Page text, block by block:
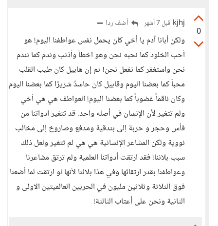
0
kjhj قبل 7 أشهر أضف ردا
ولكن أبانا آدم يا أخي كان يحمل نفس عواطفنا اليوم! هو
أحب الخلود كما نحبه نحن وهو اخطأ وأذنب وندم كما نندم
نحن واستغفر كما نفعل نحن! ثم إن هابيل كان طيب القلب
محباَ كما بعضنا اليوم وقابيل كان حاسدً شريرًا كما بعضنا اليوم
وكان ناقماً غضوباً كما بعضنا اليوم! العواطف هي هي أخي
ولم تتغير لأن الإنسان في أصله واحد. قد تتغير ادواتنا من
فأس وحجر و حربة إلى بندقية ومدفع وصاروخ إلى مخالب
نووية ولكن المشاعر الإنسانية هي هي لم تتغير ولعل ذلك
سبب بلائنا! فقد ارتقت أدواتنا العلمية ولم ترتق مشاعرنا
وعواطفنا بقدر ارتقائها وفي هذا بلائنا لأنها لو ارتقت لما أضعنا
فوق الثلاثة وثلاثين مليون في الحربين العالميتين الاولى و
الثانية ونحن على أعتاب الثالثة!